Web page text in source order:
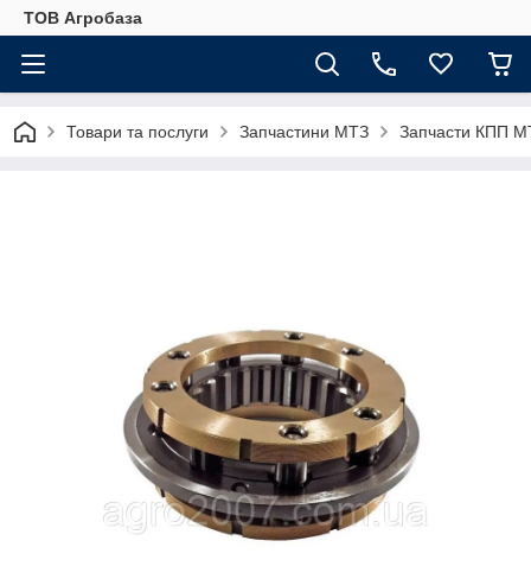
ТОВ Агробаза
Товари та послуги Запчастини МТЗ Запчасти КПП